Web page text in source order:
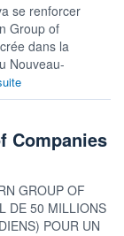
se renforcer
Group of
dans la
Nouveau-
Companies
GROUP OF
DE 50 MILLIONS
POUR UN